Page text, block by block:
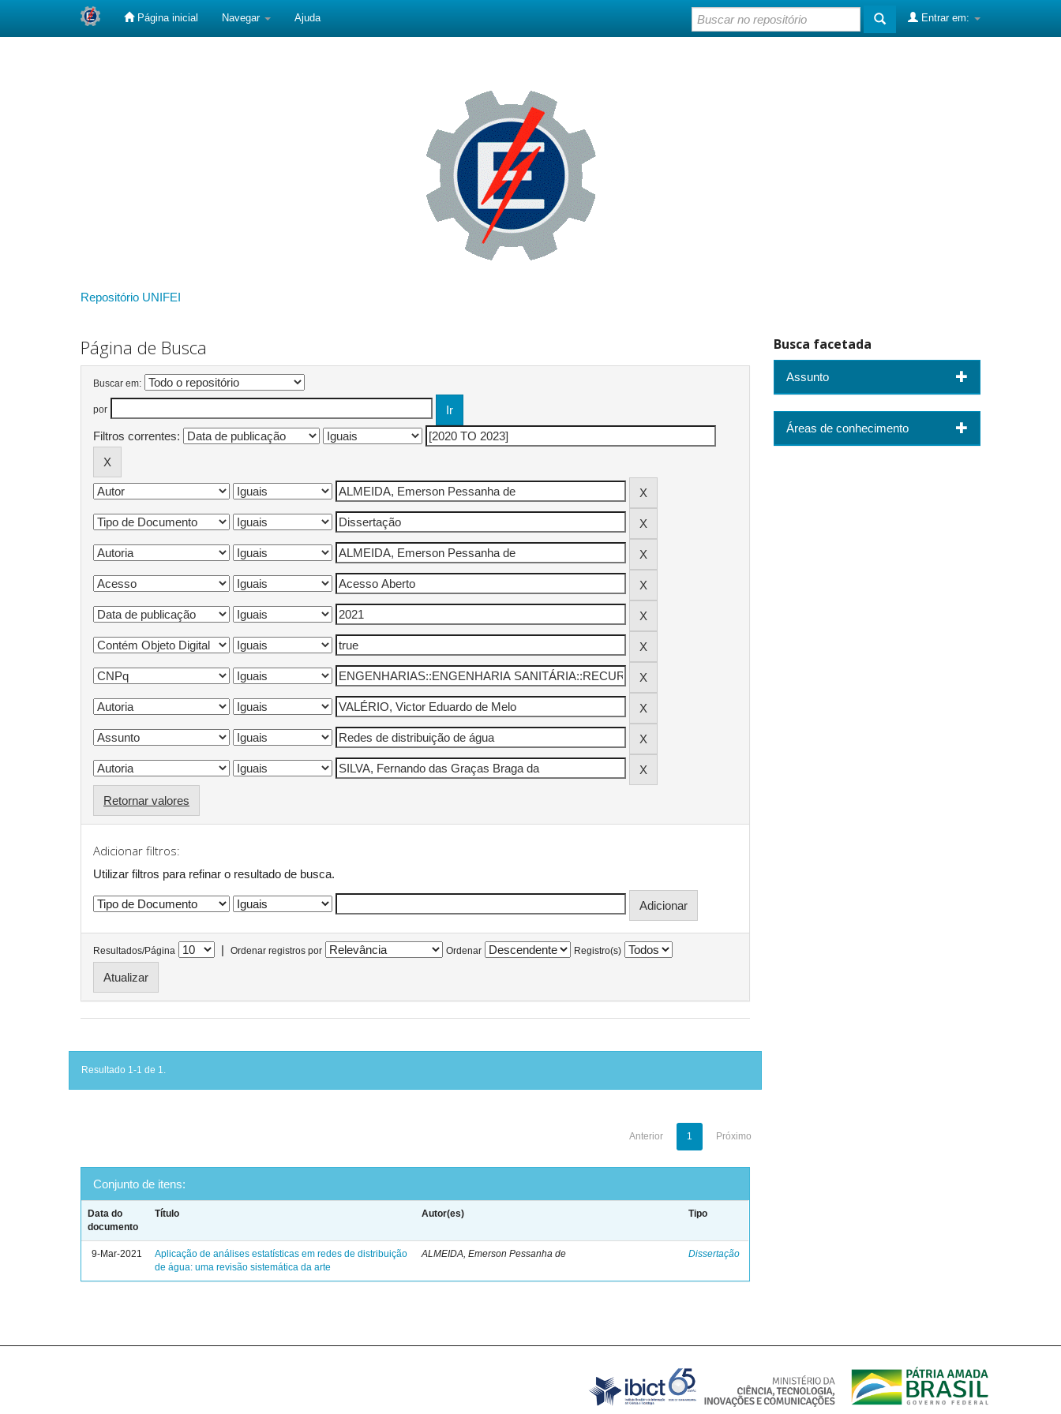
Página inicial Navegar Ajuda Entrar em:
Repositório UNIFEI
Página de Busca
Buscar em:
por
Filtros correntes:
Retornar valores
Adicionar filtros:
Utilizar filtros para refinar o resultado de busca.
Resultados/Página | Ordenar registros por Ordenar Registro(s)
Resultado 1-1 de 1.
Anterior 1 Próximo
Conjunto de itens:
Data do
documento
Título Autor(es) Tipo
9-Mar-2021
Aplicação de análises estatísticas em redes de distribuição
de água: uma revisão sistemática da arte
ALMEIDA, Emerson Pessanha de Dissertação
Busca facetada
Assunto
Áreas de conhecimento